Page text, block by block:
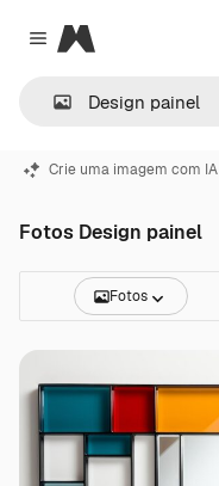
Close menu
Magnific
Crie uma imagem com IA
Fotos Design painel
Fotos